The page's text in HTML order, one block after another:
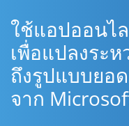
ใช้แอปออนไ
เพื่อแปลงระห
ถึงรูปแบบยอ
จาก